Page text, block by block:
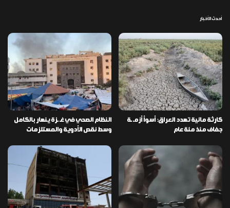
أحدث الأخبار
كارثة مائية تهدد العراق: أسوأ أزمـ ـة
جفاف منذ مئة عام
النظام الصحي في غـ ـزة ينهار بالكامل
وسط نقص الأدوية والمستلزمات